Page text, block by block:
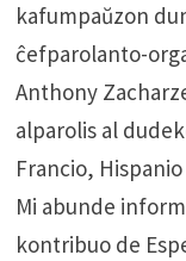
kafumpaŭzon
ĉefparolanto-
Anthony
alparolis al
Francio,
Mi abunde
kontribuo de